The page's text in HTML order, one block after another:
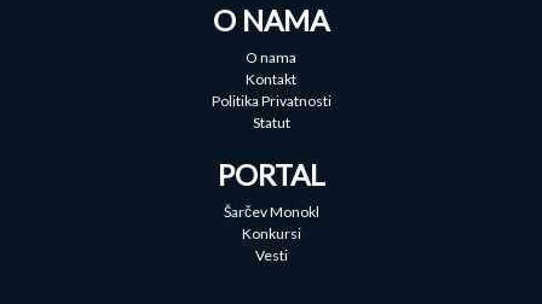
O NAMA
O nama
Kontakt
Politika Privatnosti
Statut
PORTAL
Šarčev Monokl
Konkursi
Vesti